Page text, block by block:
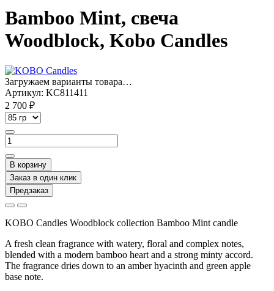
Bamboo Mint, свеча
Woodblock, Kobo Candles
Загружаем варианты товара…
Артикул: KC811411
2 700 ₽
В корзину
Заказ в один клик
Предзаказ
KOBO Candles Woodblock collection Bamboo Mint candle
A fresh clean fragrance with watery, floral and complex notes,
blended with a modern bamboo heart and a strong minty accord.
The fragrance dries down to an amber hyacinth and green apple
base note.